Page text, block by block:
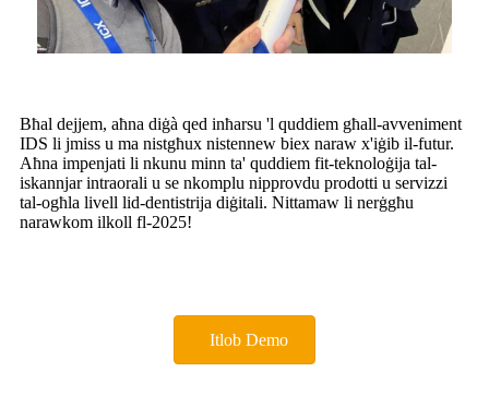
Bħal dejjem, aħna diġà qed inħarsu 'l quddiem għall-avveniment
IDS li jmiss u ma nistgħux nistennew biex naraw x'iġib il-futur.
Aħna impenjati li nkunu minn ta' quddiem fit-teknoloġija tal-
iskannjar intraorali u se nkomplu nipprovdu prodotti u servizzi
tal-ogħla livell lid-dentistrija diġitali. Nittamaw li nerġgħu
narawkom ilkoll fl-2025!
Itlob Demo